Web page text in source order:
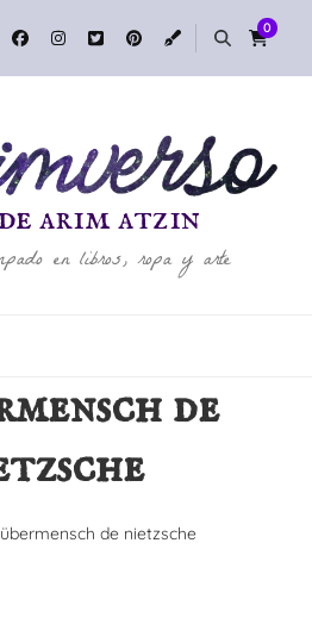
0
arim atzin
en libros, ropa y arte
de
de nietzsche